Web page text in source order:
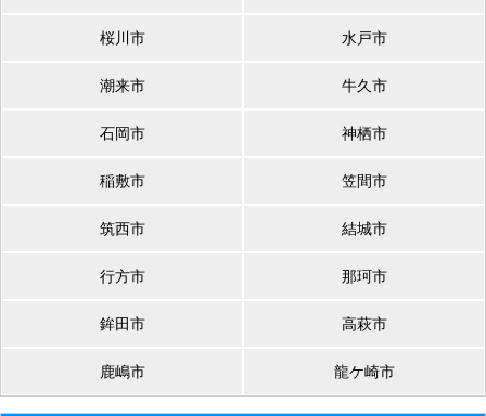
桜川市 水戸市
潮来市 牛久市
石岡市 神栖市
稲敷市 笠間市
筑西市 結城市
行方市 那珂市
鉾田市 高萩市
鹿嶋市 龍ケ崎市